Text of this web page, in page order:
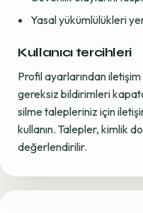
Yasal yükümlülükleri
Kullanıcı tercihleri
Profil ayarlarından
gereksiz bildirimleri
silme talepleriniz için
kullanın. Talepler, kimlik
değerlendirilir.